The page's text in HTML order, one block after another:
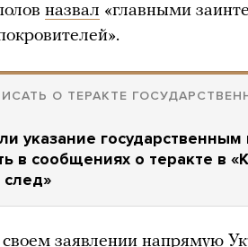
назвал «главными
О ТЕРАКТЕ
указание
в сообщениях о теракте в
след»
заявлении напрямую